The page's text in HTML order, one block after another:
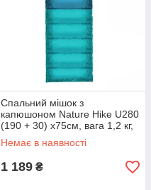
Спальний мішок з
капюшоном Nature Hike U280
(190 + 30) x75см, вага 1,2 кг,
5-10C синій
Немає в наявності
1 189 ₴